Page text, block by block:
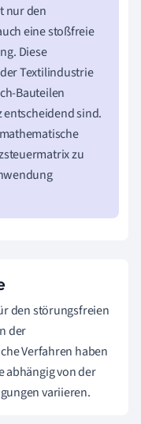
nur den
eine stoßfreie
Diese
Textilindustrie
Bauteilen
sind.
zu
den störungsfreien
der
Verfahren haben
abhängig von der
variieren.